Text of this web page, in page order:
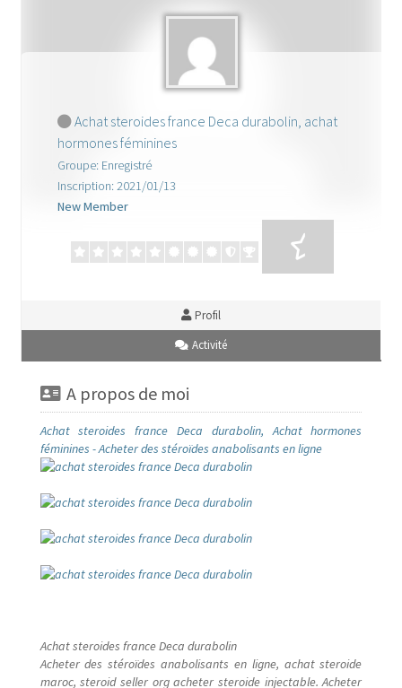
Caligula
Facturation de séjour
formulaire des stagiaires
Gestion de Mariage
Hotel
inscrieleve
inscription des etudiants
Karmapa
Achat steroides france Deca durabolin, achat
hormones féminines
Groupe: Enregistré
Inscription: 2021/01/13
New Member
Profil
Activité
A propos de moi
Achat steroides france Deca durabolin, Achat hormones
féminines - Acheter des stéroïdes anabolisants en ligne
Achat steroides france Deca durabolin
Acheter des stéroïdes anabolisants en ligne, achat steroide
maroc, steroid seller org acheter steroide injectable. Acheter